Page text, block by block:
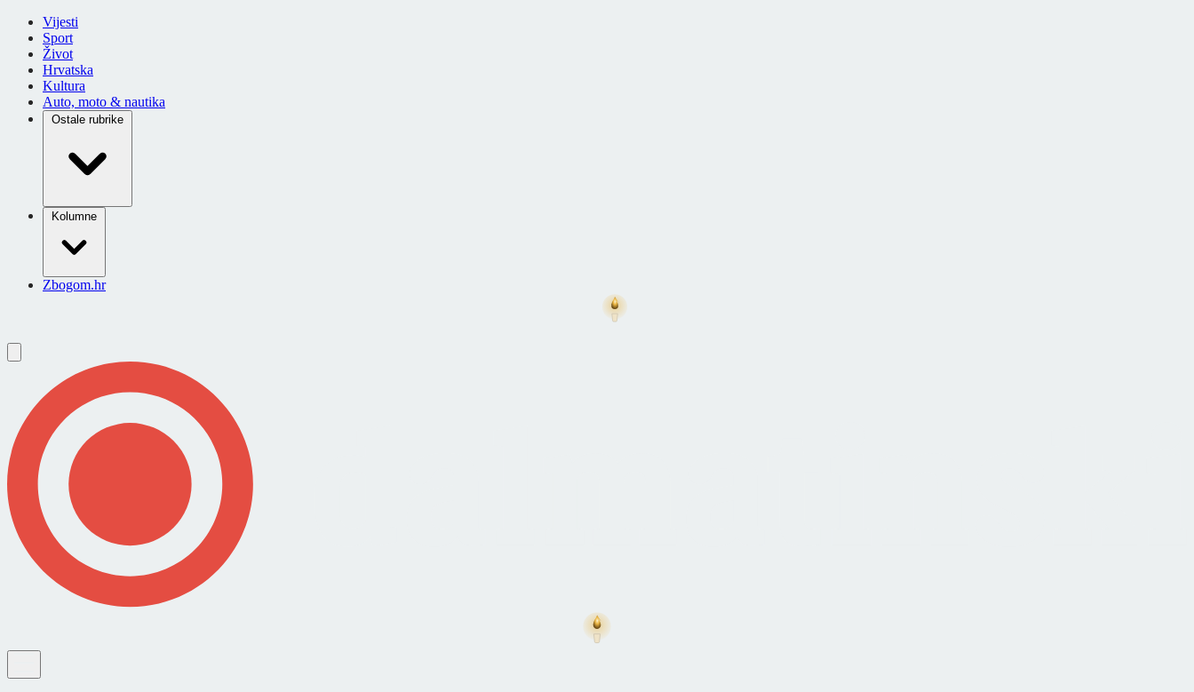
Vijesti
Sport
Život
Hrvatska
Kultura
Auto, moto & nautika
Ostale rubrike
Kolumne
Zbogom.hr